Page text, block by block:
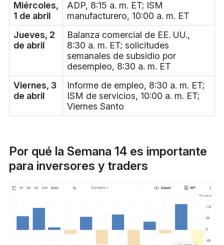
Miércoles,
1 de abril
ADP, 8:15 a. m. ET; ISM
manufacturero, 10:00 a. m. ET
Jueves, 2
de abril
Balanza comercial de EE. UU.,
8:30 a. m. ET; solicitudes
semanales de subsidio por
desempleo, 8:30 a. m. ET
Viernes, 3
de abril
Informe de empleo, 8:30 a. m. ET;
ISM de servicios, 10:00 a. m. ET;
Viernes Santo
Por qué la Semana 14 es importante
para inversores y traders